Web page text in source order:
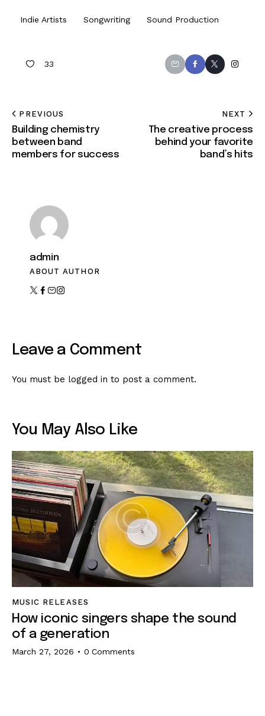
Indie Artists Songwriting Sound Production
33
PREVIOUS
Building chemistry
between band
members for success
NEXT
The creative process
behind your favorite
band’s hits
admin
ABOUT AUTHOR
Leave a Comment
You must be logged in to post a comment.
You May Also Like
MUSIC RELEASES
How iconic singers shape the sound
of a generation
March 27, 2026 0 Comments